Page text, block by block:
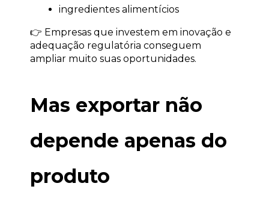
ingredientes alimentícios
👉 Empresas que investem em inovação e
adequação regulatória conseguem
ampliar muito suas oportunidades.
Mas exportar não
depende apenas do
produto